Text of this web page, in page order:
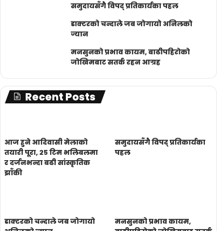
समुदायसँगै विपद् प्रतिकार्यका पहल
डाक्टरको चन्दाले जब जोगायो अनिलको
ज्यान
मनसुनको प्रभाव कायम, बाढीपहिरोको
जोखिमबाट सतर्क रहन आग्रह
Recent Posts
आज हुने आदिवासी मेलाको
तयारी पूरा, २५ टिम भलिबलमा
र दर्जनभन्दा बढी सांस्कृतिक
झाँकी
समुदायसँगै विपद् प्रतिकार्यका
पहल
डाक्टरको चन्दाले जब जोगायो
मनसुनको प्रभाव कायम,